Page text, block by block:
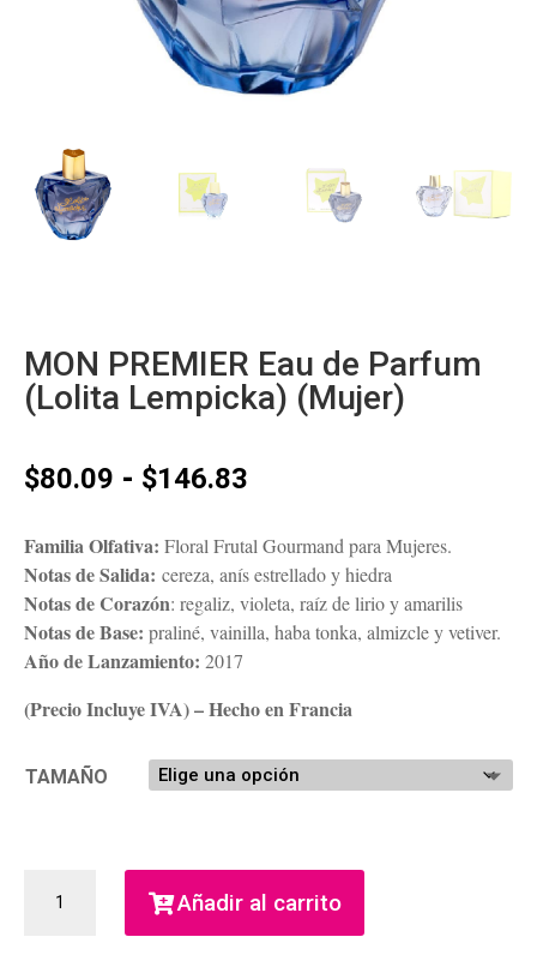
MON PREMIER Eau de Parfum
(Lolita Lempicka) (Mujer)
$80.09 - $146.83
precios:
desde
$80.09
hasta
$146.83
Familia Olfativa: Floral Frutal Gourmand para Mujeres.
Notas de Salida: cereza, anís estrellado y hiedra
Notas de Corazón: regaliz, violeta, raíz de lirio y amarilis
Notas de Base: praliné, vainilla, haba tonka, almizcle y vetiver.
Año de Lanzamiento: 2017
(Precio Incluye IVA) – Hecho en Francia
TAMAÑO
PREMIER
Añadir al carrito